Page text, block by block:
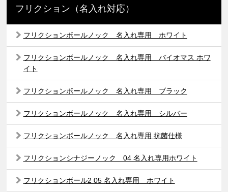
フリクション（名入れ対応）
フリクションボールノック 名入れ専用 ホワイト
フリクションボールノック 名入れ専用 バイオマス ホワ
イト
フリクションボールノック 名入れ専用 ブラック
フリクションボールノック 名入れ専用 シルバー
フリクションボールノック 名入れ専用 抗菌仕様
フリクションシナジーノック 04 名入れ専用ホワイト
フリクションボール2 05 名入れ専用 ホワイト